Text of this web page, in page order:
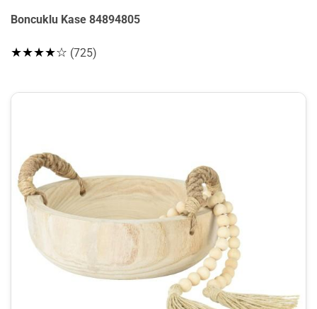
Boncuklu Kase 84894805
★★★★☆ (725)